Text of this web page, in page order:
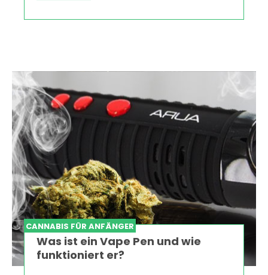
CANNABIS FÜR ANFÄNGER
Was ist ein Vape Pen und wie
funktioniert er?